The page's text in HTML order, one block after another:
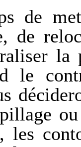
de
de
le
les